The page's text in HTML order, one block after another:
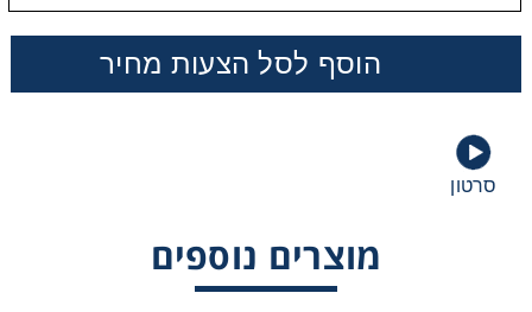
הוסף לסל הצעות מחיר
סרטון
מוצרים נוספים
מגרסה משרדית גדולה Fellowes 325CI